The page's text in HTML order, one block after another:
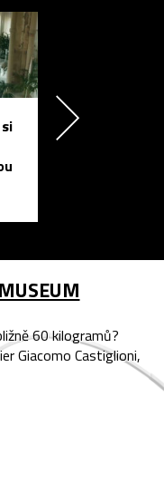
60 kilogramů?
Giacomo Castiglioni,